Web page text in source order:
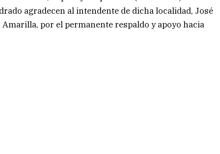
agradecen al intendente de dicha localidad, José
por el permanente respaldo y apoyo hacia